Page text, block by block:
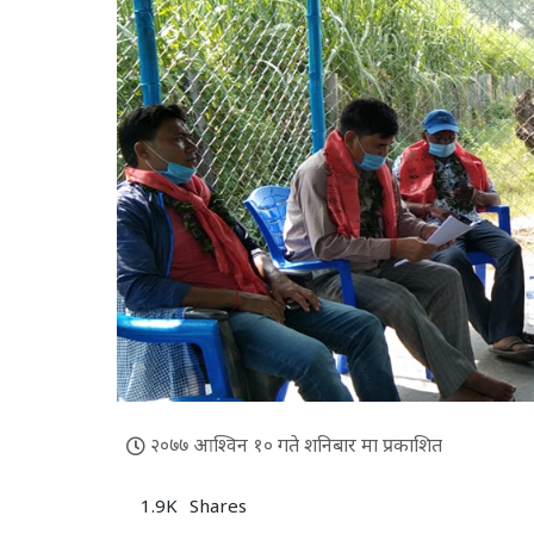
२०७७ आश्विन १० गते शनिबार मा प्रकाशित
1.9K Shares